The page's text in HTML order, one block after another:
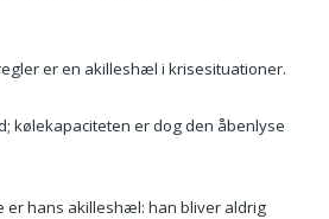
er en akilleshæl i krisesituationer.
kølekapaciteten er dog den åbenlyse
er hans akilleshæl: han bliver aldrig